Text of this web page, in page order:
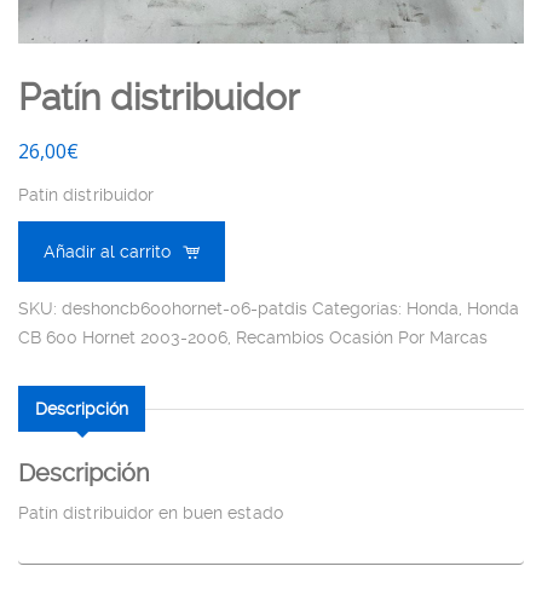
Patín distribuidor
26,00€
Patín distribuidor
Añadir al carrito
SKU: deshoncb600hornet-06-patdis Categorías: Honda, Honda
CB 600 Hornet 2003-2006, Recambios Ocasión Por Marcas
Descripción
Descripción
Patín distribuidor en buen estado